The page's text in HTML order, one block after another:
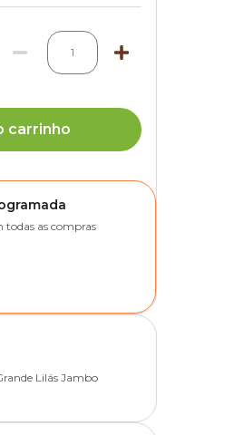
1
carrinho
todas as compras
Lilás Jambo